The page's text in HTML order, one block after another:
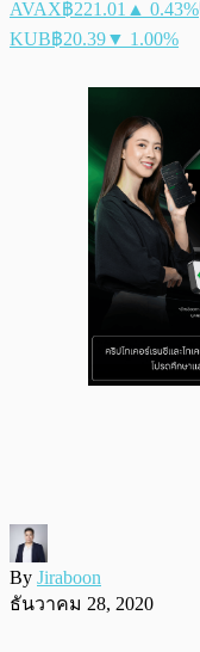
AVAX฿221.01 ▲ 0.43%
KUB฿20.39▼ 1.00%
By Jiraboon
ธันวาคม 28, 2020